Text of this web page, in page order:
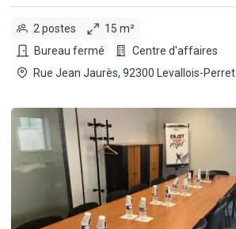
2 postes
15 m²
Bureau fermé
Centre d'affaires
Rue Jean Jaurès, 92300 Levallois-Perret